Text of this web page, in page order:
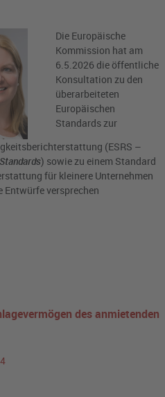
Die Europäische
Kommission hat am
6.5.2026 die öffentliche
Konsultation zu den
überarbeiteten
Europäischen
Standards zur
(ESRS –
) sowie zu einem Standard
für kleinere Unternehmen
Entwürfe versprechen
des anmietenden